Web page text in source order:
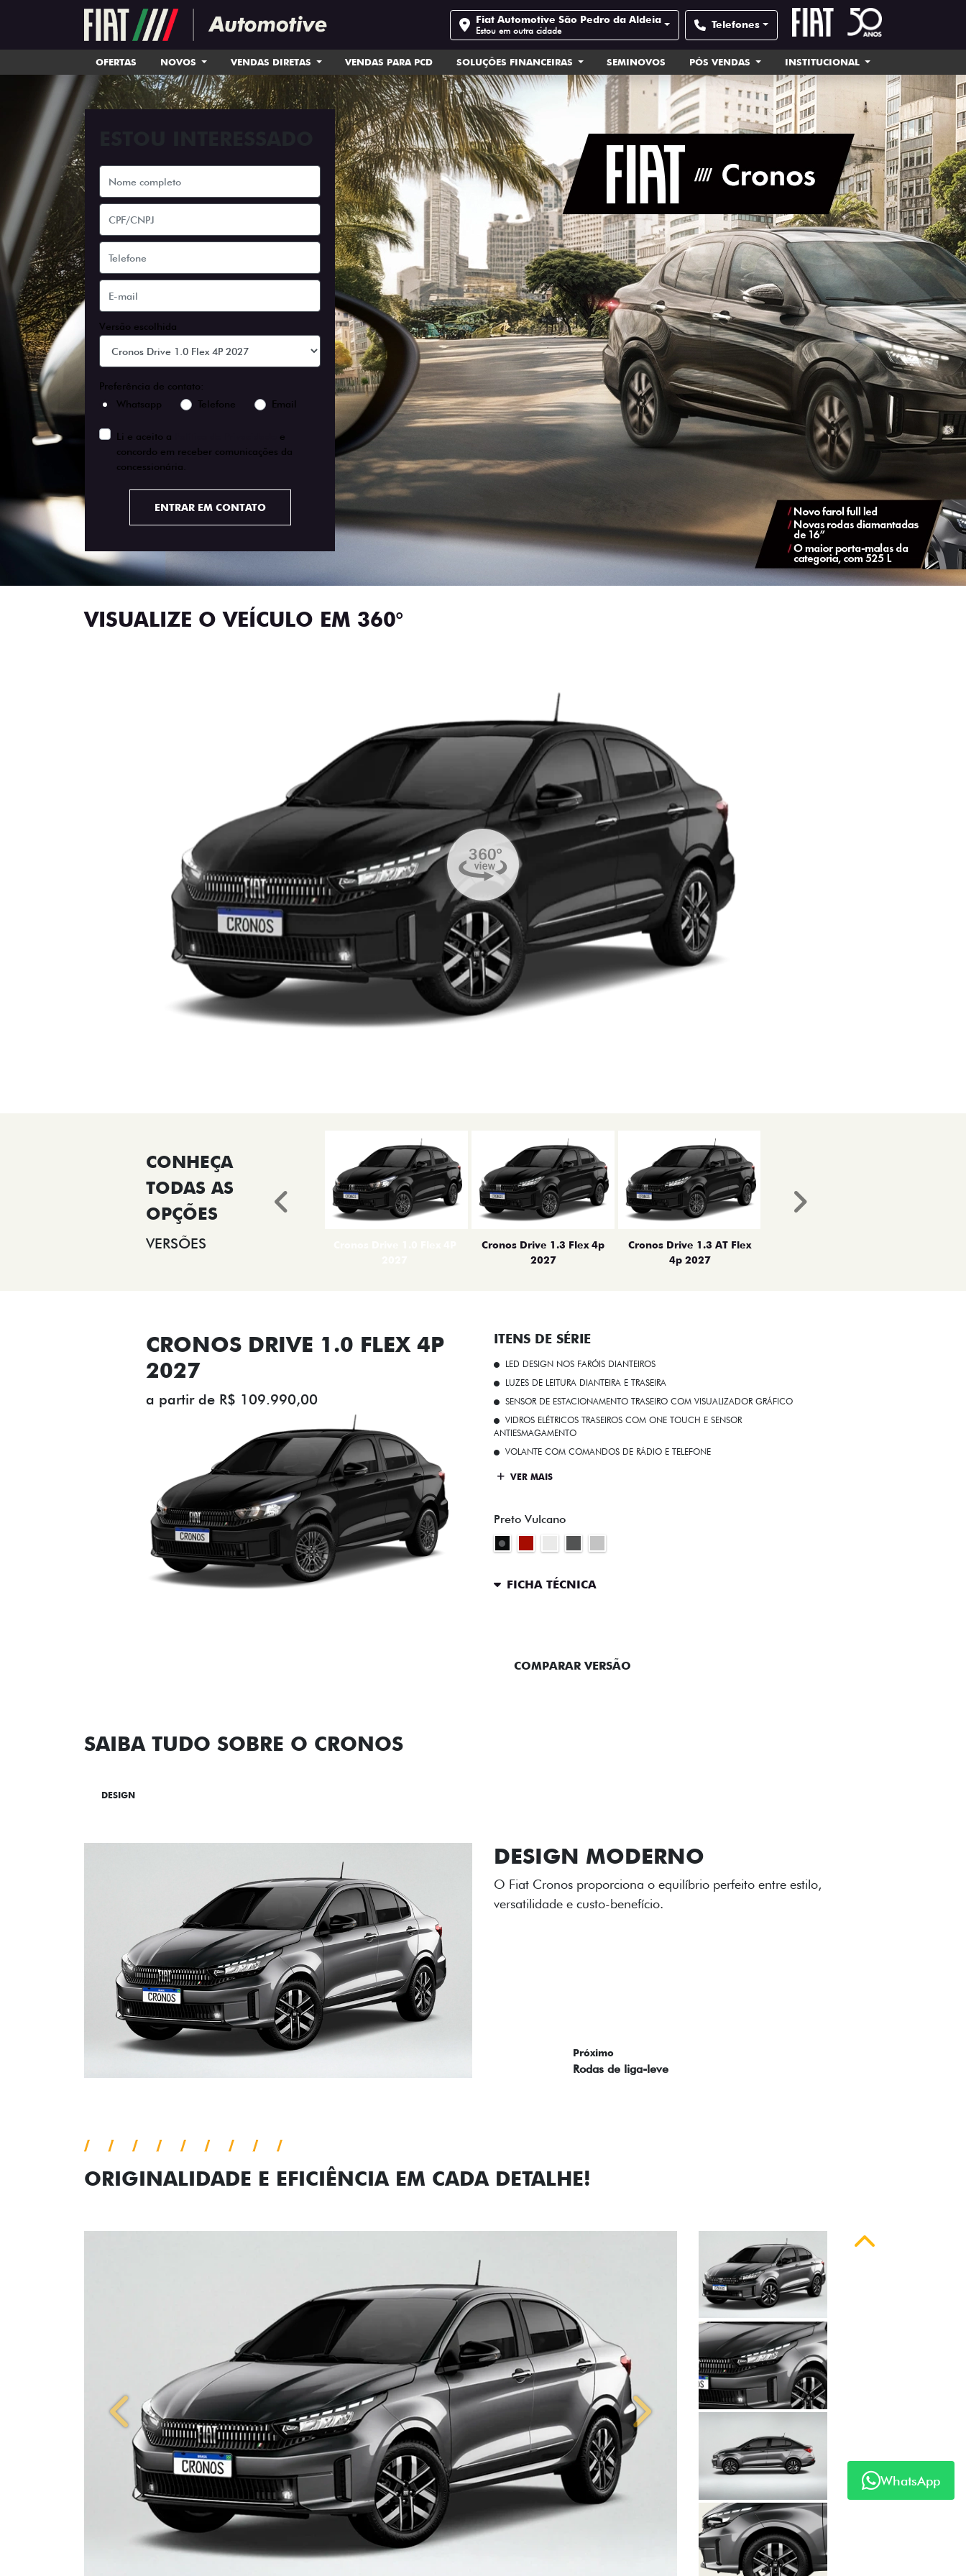
Fiat Automotive São Pedro da Aldeia
Estou em outra cidade Telefones
OFERTAS NOVOS VENDAS DIRETAS VENDAS PARA PCD SOLUÇÕES FINANCEIRAS SEMINOVOS PÓS VENDAS INSTITUCIONAL
Versão escolhida
Preferência de contato:
Whatsapp
Telefone Email
Li e aceito a
e
concordo em receber comunicações da
concessionária.
ENTRAR EM CONTATO
VISUALIZE O VEÍCULO EM 360°
VERSÕES
Cronos Drive 1.3 Flex 4p
2027
Cronos Drive 1.3 AT Flex
4p 2027
Anterior Próximo
CRONOS DRIVE 1.0 FLEX 4P
2027
a partir de R$ 109.990,00
ITENS DE SÉRIE
LED DESIGN NOS FARÓIS DIANTEIROS
LUZES DE LEITURA DIANTEIRA E TRASEIRA
SENSOR DE ESTACIONAMENTO TRASEIRO COM VISUALIZADOR GRÁFICO
VIDROS ELÉTRICOS TRASEIROS COM ONE TOUCH E SENSOR
ANTIESMAGAMENTO
VOLANTE COM COMANDOS DE RÁDIO E TELEFONE
VER MAIS
Preto Vulcano
FICHA TÉCNICA
COMPARAR VERSÃO
SAIBA TUDO SOBRE O CRONOS
DESIGN
RODAS DE LIGA-LEVE
As rodas de liga leve com desenho dinâmico e acabamento
diamantado elevam o estilo do Fiat Cronos, trazendo mais
ORIGINALIDADE E EFICIÊNCIA EM CADA DETALHE!
Anterior
WhatsApp